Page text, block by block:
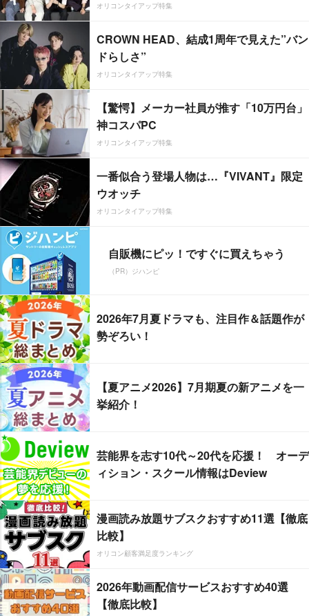
オリコンタイアップ特集
CROWN HEAD、結成1周年で見えた”バン
ドらしさ”
オリコンタイアップ特集
【驚愕】メーカー社員が推す「10万円台」
神コスパPC
オリコンタイアップ特集
一番似合う登場人物は…『VIVANT』限定
ウオッチ
オリコンタイアップ特集
自販機にピッ！ですぐに買えちゃう
（PR）ジハンピ
2026年7月夏ドラマも、注目作＆話題作が
勢ぞろい！
【夏アニメ2026】7月期夏の新アニメを一
挙紹介！
芸能界を志す10代～20代を応援！ オーデ
ィション・スクール情報はDeview
漫画読み放題サブスクおすすめ11選【徹底
比較】
オリコン顧客満足度ランキング
2026年動画配信サービスおすすめ40選
【徹底比較】